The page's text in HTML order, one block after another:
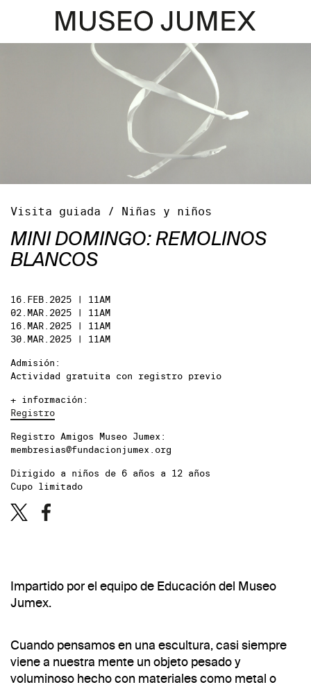
Visita guiada / Niñas y niños
MINI DOMINGO: REMOLINOS
BLANCOS
16.FEB.2025 | 11AM
02.MAR.2025 | 11AM
16.MAR.2025 | 11AM
30.MAR.2025 | 11AM
Admisión:
Actividad gratuita con registro previo
+ información:
Registro
Registro Amigos Museo Jumex:
membresias@fundacionjumex.org
Dirigido a niños de 6 años a 12 años
Cupo limitado
Impartido por el equipo de Educación del Museo
Jumex.
Cuando pensamos en una escultura, casi siempre
viene a nuestra mente un objeto pesado y
voluminoso hecho con materiales como metal o